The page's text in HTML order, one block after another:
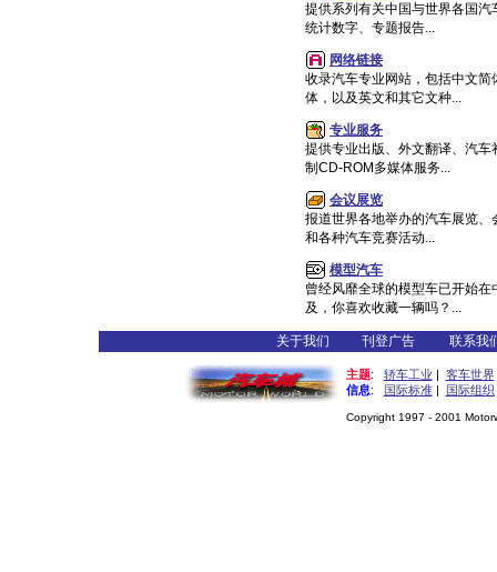
提供系列有关中国与世界各国汽
统计数字、专题报告...
网络链接
收录汽车专业网站，包括中文简
体，以及英文和其它文种...
专业服务
提供专业出版、外文翻译、汽车
制CD-ROM多媒体服务...
会议展览
报道世界各地举办的汽车展览、
和各种汽车竞赛活动...
模型汽车
曾经风靡全球的模型车已开始在
及，你喜欢收藏一辆吗？...
关于我们 刊登广告 联系我
主题: 轿车工业 | 客车世界
信息: 国际标准| 国际组织
Copyright 1997 - 2001